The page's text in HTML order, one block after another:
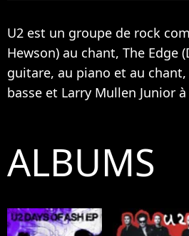
U2 est un groupe de rock
Hewson) au chant, The Edge
guitare, au piano et au
basse et Larry Mullen Junior
ALBUMS